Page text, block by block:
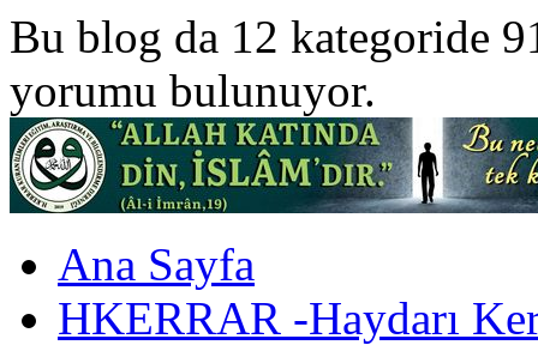
Bu blog da 12 kategoride
yorumu bulunuyor.
Ana Sayfa
HKERRAR -Haydarı